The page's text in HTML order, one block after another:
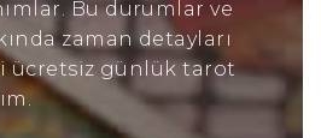
Bu durumlar ve
zaman detayları
ücretsiz günlük tarot